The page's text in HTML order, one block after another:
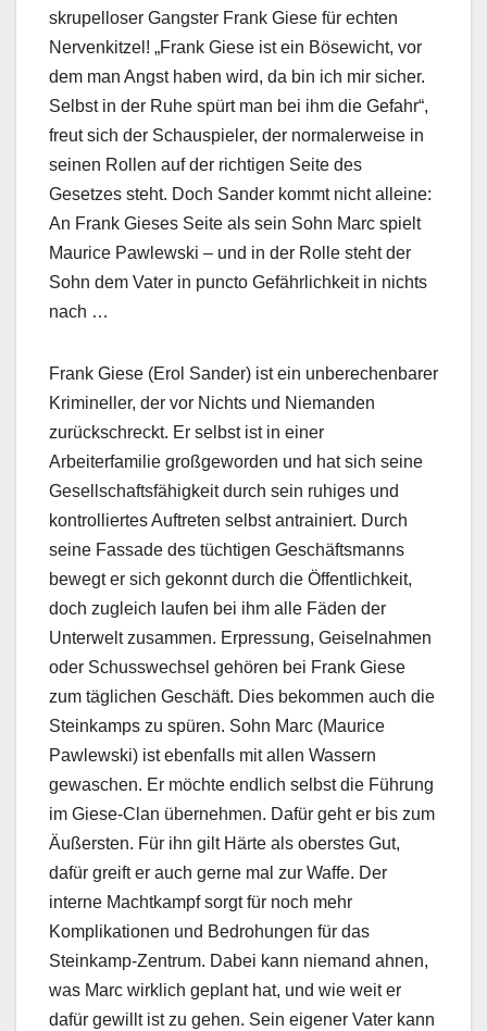
skrupelloser Gangster Frank Giese für echten
Nervenkitzel! „Frank Giese ist ein Bösewicht, vor
dem man Angst haben wird, da bin ich mir sicher.
Selbst in der Ruhe spürt man bei ihm die Gefahr“,
freut sich der Schauspieler, der normalerweise in
seinen Rollen auf der richtigen Seite des
Gesetzes steht. Doch Sander kommt nicht alleine:
An Frank Gieses Seite als sein Sohn Marc spielt
Maurice Pawlewski – und in der Rolle steht der
Sohn dem Vater in puncto Gefährlichkeit in nichts
nach …
Frank Giese (Erol Sander) ist ein unberechenbarer
Krimineller, der vor Nichts und Niemanden
zurückschreckt. Er selbst ist in einer
Arbeiterfamilie großgeworden und hat sich seine
Gesellschaftsfähigkeit durch sein ruhiges und
kontrolliertes Auftreten selbst antrainiert. Durch
seine Fassade des tüchtigen Geschäftsmanns
bewegt er sich gekonnt durch die Öffentlichkeit,
doch zugleich laufen bei ihm alle Fäden der
Unterwelt zusammen. Erpressung, Geiselnahmen
oder Schusswechsel gehören bei Frank Giese
zum täglichen Geschäft. Dies bekommen auch die
Steinkamps zu spüren. Sohn Marc (Maurice
Pawlewski) ist ebenfalls mit allen Wassern
gewaschen. Er möchte endlich selbst die Führung
im Giese-Clan übernehmen. Dafür geht er bis zum
Äußersten. Für ihn gilt Härte als oberstes Gut,
dafür greift er auch gerne mal zur Waffe. Der
interne Machtkampf sorgt für noch mehr
Komplikationen und Bedrohungen für das
Steinkamp-Zentrum. Dabei kann niemand ahnen,
was Marc wirklich geplant hat, und wie weit er
dafür gewillt ist zu gehen. Sein eigener Vater kann